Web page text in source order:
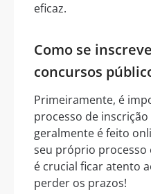
eficaz.
Como se
concursos
Primeiramente, é
processo de
geralmente é feito
seu próprio processo
é crucial ficar atento
perder os prazos!